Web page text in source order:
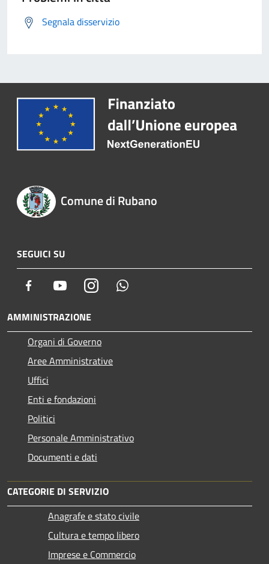
Segnala disservizio
Comune di Rubano
SEGUICI SU
Facebook YoutubeInstagram
AMMINISTRAZIONE
Organi di Governo
Aree Amministrative
Uffici
Enti e fondazioni
Politici
Personale Amministrativo
Documenti e dati
CATEGORIE DI SERVIZIO
Anagrafe e stato civile
Cultura e tempo libero
Imprese e Commercio